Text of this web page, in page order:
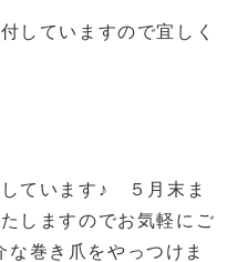
していますので宜しく
ています♪ ５月末ま
しますのでお気軽にご
巻き爪をやっつけま